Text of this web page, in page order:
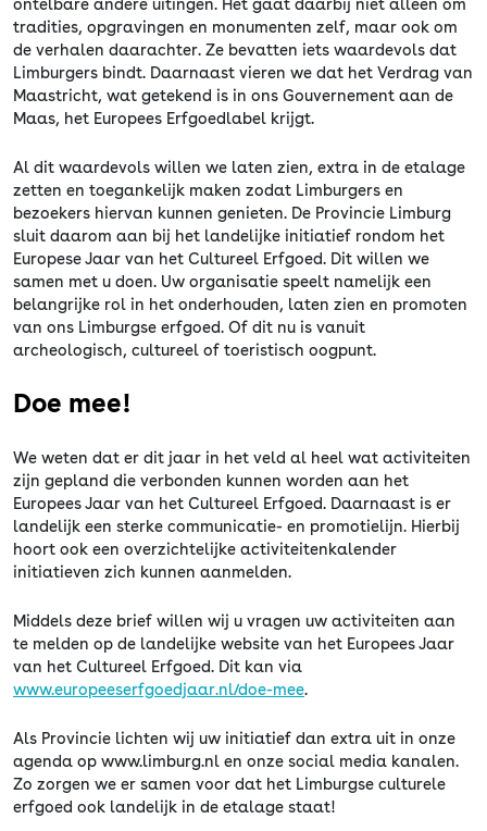
ontelbare andere uitingen. Het gaat daarbij niet alleen om
tradities, opgravingen en monumenten zelf, maar ook om
de verhalen daarachter. Ze bevatten iets waardevols dat
Limburgers bindt. Daarnaast vieren we dat het Verdrag van
Maastricht, wat getekend is in ons Gouvernement aan de
Maas, het Europees Erfgoedlabel krijgt.
Al dit waardevols willen we laten zien, extra in de etalage
zetten en toegankelijk maken zodat Limburgers en
bezoekers hiervan kunnen genieten. De Provincie Limburg
sluit daarom aan bij het landelijke initiatief rondom het
Europese Jaar van het Cultureel Erfgoed. Dit willen we
samen met u doen. Uw organisatie speelt namelijk een
belangrijke rol in het onderhouden, laten zien en promoten
van ons Limburgse erfgoed. Of dit nu is vanuit
archeologisch, cultureel of toeristisch oogpunt.
Doe mee!
We weten dat er dit jaar in het veld al heel wat activiteiten
zijn gepland die verbonden kunnen worden aan het
Europees Jaar van het Cultureel Erfgoed. Daarnaast is er
landelijk een sterke communicatie- en promotielijn. Hierbij
hoort ook een overzichtelijke activiteitenkalender
initiatieven zich kunnen aanmelden.
Middels deze brief willen wij u vragen uw activiteiten aan
te melden op de landelijke website van het Europees Jaar
van het Cultureel Erfgoed. Dit kan via
www.europeeserfgoedjaar.nl/doe-mee.
Als Provincie lichten wij uw initiatief dan extra uit in onze
agenda op www.limburg.nl en onze social media kanalen.
Zo zorgen we er samen voor dat het Limburgse culturele
erfgoed ook landelijk in de etalage staat!